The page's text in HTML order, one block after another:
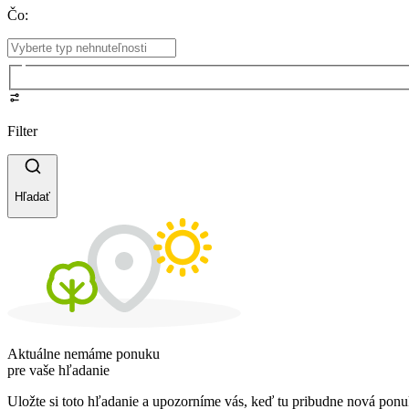
Čo:
Filter
Hľadať
Aktuálne nemáme ponuku
pre vaše hľadanie
Uložte si toto hľadanie a upozorníme vás, keď tu pribudne nová